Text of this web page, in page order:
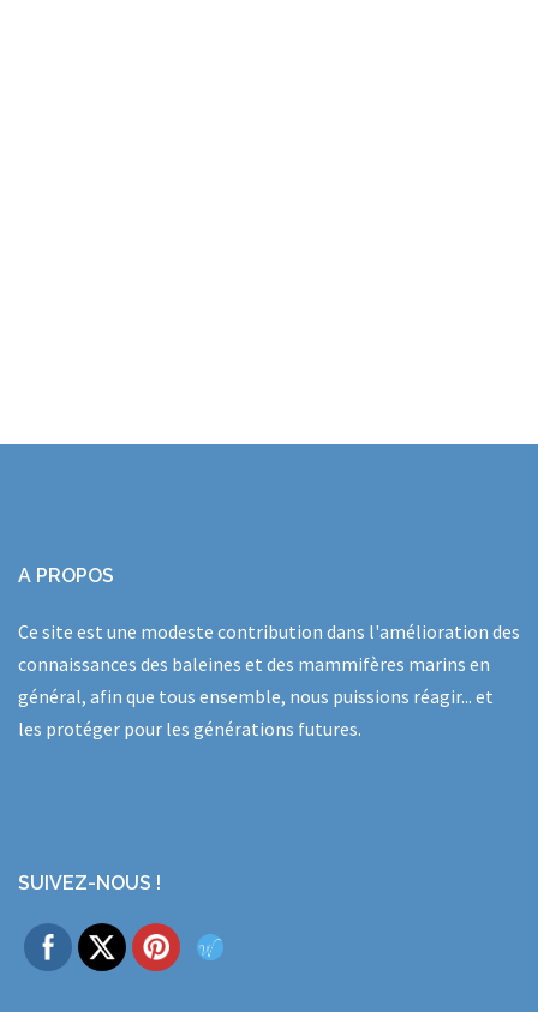
A PROPOS
Ce site est une modeste contribution dans l'amélioration des
connaissances des baleines et des mammifères marins en
général, afin que tous ensemble, nous puissions réagir... et
les protéger pour les générations futures.
SUIVEZ-NOUS !